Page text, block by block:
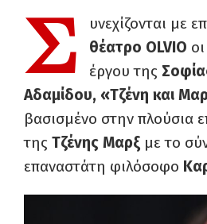
Σ
υνεχίζονται με
θέατρο OLVIO
έργου της
Αδαμίδου, «Τζένη και
βασισμένο στην πλούσια
της Τζένης Μαρξ με το
επαναστάτη φιλόσοφο